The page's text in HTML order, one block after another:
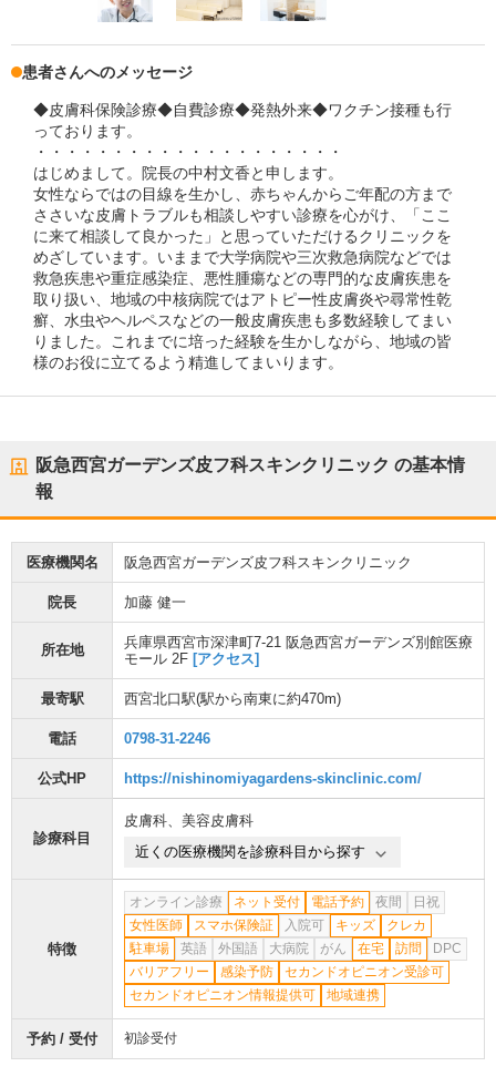
患者さんへのメッセージ
◆皮膚科保険診療◆自費診療◆発熱外来◆ワクチン接種も行
っております。
・・・・・・・・・・・・・・・・・・・・
はじめまして。院長の中村文香と申します。
女性ならではの目線を生かし、赤ちゃんからご年配の方まで
ささいな皮膚トラブルも相談しやすい診療を心がけ、「ここ
に来て相談して良かった」と思っていただけるクリニックを
めざしています。いままで大学病院や三次救急病院などでは
救急疾患や重症感染症、悪性腫瘍などの専門的な皮膚疾患を
取り扱い、地域の中核病院ではアトピー性皮膚炎や尋常性乾
癬、水虫やヘルペスなどの一般皮膚疾患も多数経験してまい
りました。これまでに培った経験を生かしながら、地域の皆
様のお役に立てるよう精進してまいります。
阪急西宮ガーデンズ皮フ科スキンクリニック の基本情
報
医療機関名 阪急西宮ガーデンズ皮フ科スキンクリニック
院長 加藤 健一
所在地
兵庫県西宮市深津町7-21 阪急西宮ガーデンズ別館医療
モール 2F [アクセス]
最寄駅 西宮北口駅(駅から南東に約470m)
電話 0798-31-2246
公式HP https://nishinomiyagardens-skinclinic.com/
診療科目
皮膚科、 美容皮膚科
近くの医療機関を診療科目から探す
特徴
オンライン診療 ネット受付 電話予約 夜間
日祝
女性医師
スマホ保険証 入院可 キッズ
クレカ
駐車場
英語 外国語 大病院 がん 在宅 訪問
DPC
バリアフリー
感染予防
セカンドオピニオン受診可
セカンドオピニオン情報提供可
地域連携
予約 / 受付 初診受付